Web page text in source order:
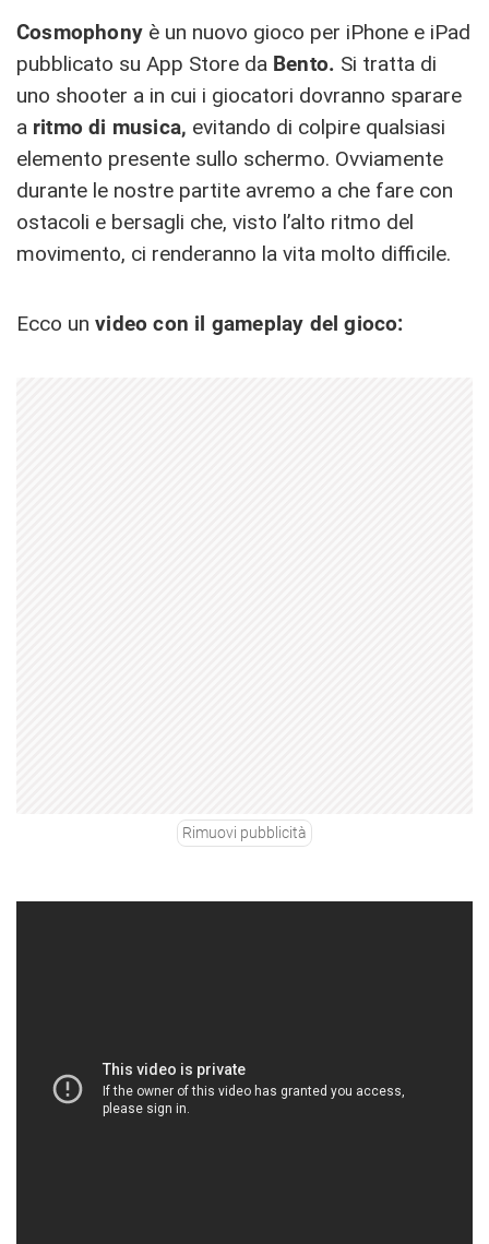
Cosmophony è un nuovo gioco per iPhone e iPad
pubblicato su App Store da Bento. Si tratta di
uno shooter a in cui i giocatori dovranno sparare
a ritmo di musica, evitando di colpire qualsiasi
elemento presente sullo schermo. Ovviamente
durante le nostre partite avremo a che fare con
ostacoli e bersagli che, visto l’alto ritmo del
movimento, ci renderanno la vita molto difficile.
Ecco un video con il gameplay del gioco:
Rimuovi pubblicità